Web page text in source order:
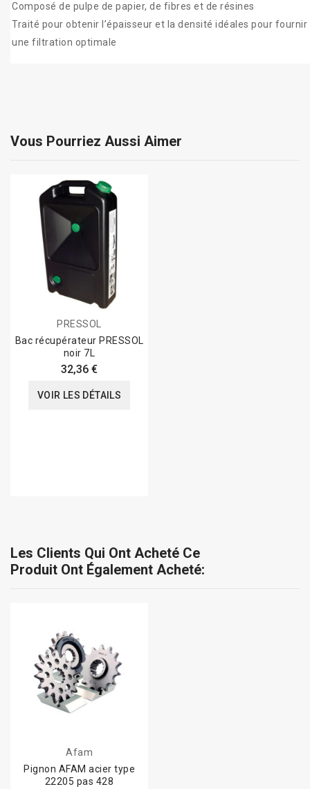
Composé de pulpe de papier, de fibres et de résines
Traité pour obtenir l’épaisseur et la densité idéales pour fournir
une filtration optimale
Vous Pourriez Aussi Aimer
PRESSOL
Bac récupérateur PRESSOL
noir 7L
32,36 €
VOIR LES DÉTAILS
Les Clients Qui Ont Acheté Ce
Produit Ont Également Acheté:
Afam
Pignon AFAM acier type
22205 pas 428